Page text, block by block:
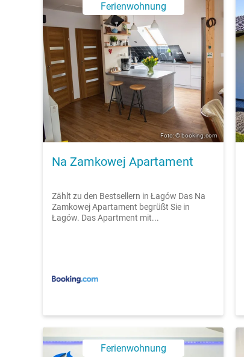
Ferienwohnung
Foto: © booking.com
Na Zamkowej Apartament
Zählt zu den Bestsellern in Łagów Das Na
Zamkowej Apartament begrüßt Sie in
Łagów. Das Apartment mit...
Ferienwohnung